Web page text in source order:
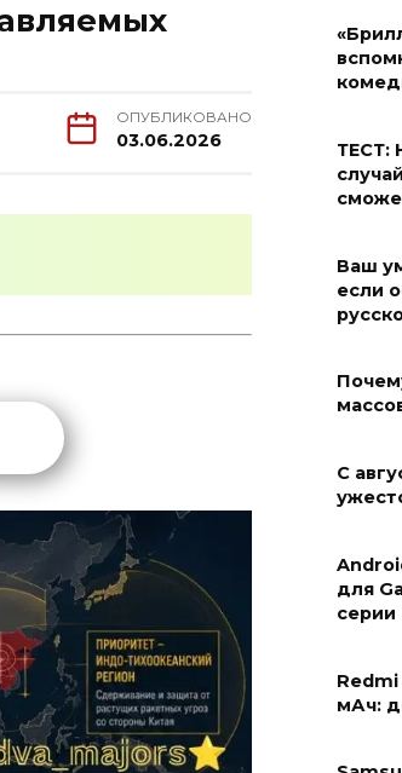
ОПУБЛИКОВАНО
03.06.2026
ТЕСТ:
Ваш
если
С
для
серии
Redmi
мАч: